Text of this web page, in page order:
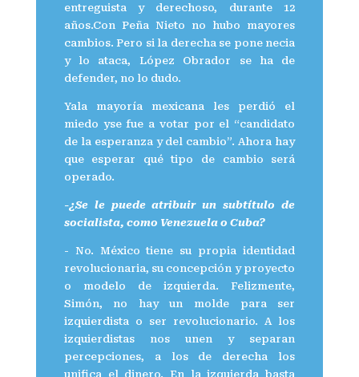
entreguista y derechoso, durante 12
años.Con Peña Nieto no hubo mayores
cambios. Pero si la derecha se pone necia
y lo ataca, López Obrador se ha de
defender, no lo dudo.
Yala mayoría mexicana les perdió el
miedo yse fue a votar por el “candidato
de la esperanza y del cambio”. Ahora hay
que esperar qué tipo de cambio será
operado.
-¿Se le puede atribuir un subtítulo de
socialista, como Venezuela o Cuba?
- No. México tiene su propia identidad
revolucionaria, su concepción y proyecto
o modelo de izquierda. Felizmente,
Simón, no hay un molde para ser
izquierdista o ser revolucionario. A los
izquierdistas nos unen y separan
percepciones, a los de derecha los
unifica el dinero. En la izquierda basta